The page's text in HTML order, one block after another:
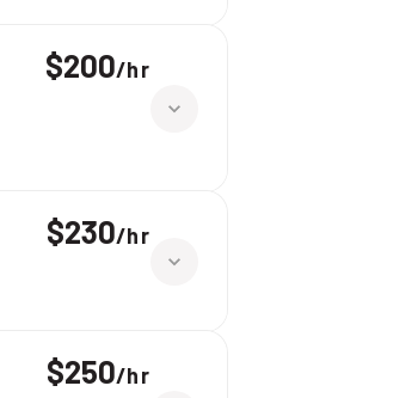
$200/hr
$230/hr
$250/hr